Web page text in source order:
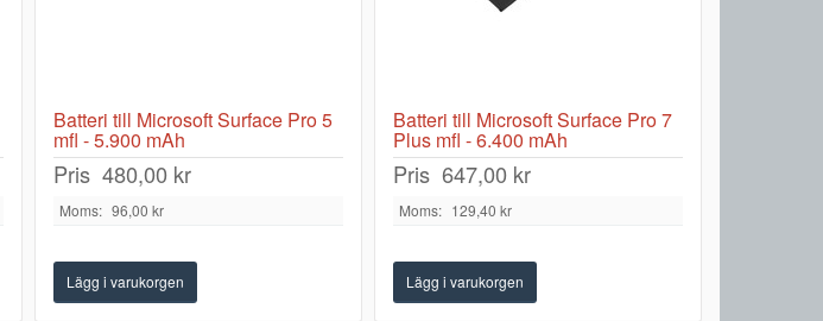
Batteri till Microsoft Surface Pro 5
mfl - 5.900 mAh
Pris 480,00 kr
Moms: 96,00 kr
Batteri till Microsoft Surface Pro 7
Plus mfl - 6.400 mAh
Pris 647,00 kr
Moms: 129,40 kr